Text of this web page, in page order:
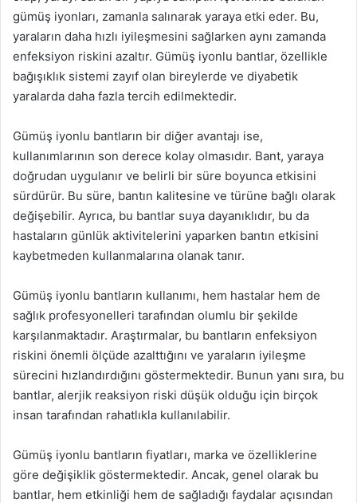
gümüş iyonları, zamanla salınarak yaraya etki eder. Bu,
yaraların daha hızlı iyileşmesini sağlarken aynı zamanda
enfeksiyon riskini azaltır. Gümüş iyonlu bantlar, özellikle
bağışıklık sistemi zayıf olan bireylerde ve diyabetik
yaralarda daha fazla tercih edilmektedir.
Gümüş iyonlu bantların bir diğer avantajı ise,
kullanımlarının son derece kolay olmasıdır. Bant, yaraya
doğrudan uygulanır ve belirli bir süre boyunca etkisini
sürdürür. Bu süre, bantın kalitesine ve türüne bağlı olarak
değişebilir. Ayrıca, bu bantlar suya dayanıklıdır, bu da
hastaların günlük aktivitelerini yaparken bantın etkisini
kaybetmeden kullanmalarına olanak tanır.
Gümüş iyonlu bantların kullanımı, hem hastalar hem de
sağlık profesyonelleri tarafından olumlu bir şekilde
karşılanmaktadır. Araştırmalar, bu bantların enfeksiyon
riskini önemli ölçüde azalttığını ve yaraların iyileşme
sürecini hızlandırdığını göstermektedir. Bunun yanı sıra, bu
bantlar, alerjik reaksiyon riski düşük olduğu için birçok
insan tarafından rahatlıkla kullanılabilir.
Gümüş iyonlu bantların fiyatları, marka ve özelliklerine
göre değişiklik göstermektedir. Ancak, genel olarak bu
bantlar, hem etkinliği hem de sağladığı faydalar açısından